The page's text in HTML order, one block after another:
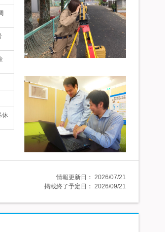
休
情報更新日： 2026/07/21
掲載終了予定日： 2026/09/21